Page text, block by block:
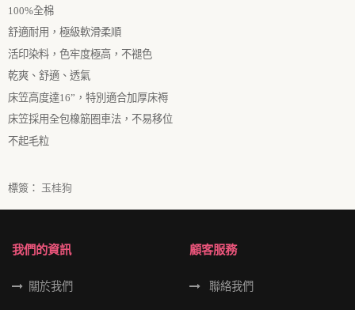
100%全棉
舒適耐用，極級軟滑柔順
活印染料，色牢度極高，不褪色
乾爽、舒適、透氣
床笠高度達16” ，特別適合加厚床褥
床笠採用全包橡筋圈車法，不易移位
不起毛粒
標簽： 玉桂狗
我們的資訊
關於我們
顧客服務
聯絡我們